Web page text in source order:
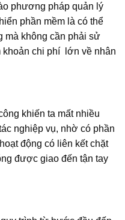
phương pháp quản lý
phần mềm là có thể
mà không cần phải sử
khoản chi phí lớn về nhân
khiến ta mất nhiều
nghiệp vụ, nhờ có phần
động có liên kết chặt
được giao đến tận tay